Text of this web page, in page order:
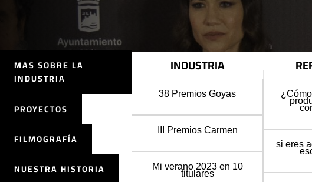
MAS SOBRE LA
INDUSTRIA
PROYECTOS
FILMOGRAFÍA
NUESTRA HISTORIA
INDUSTRIA
38 Premios Goyas
III Premios Carmen
Mi verano 2023 en 10
titulares
si eres